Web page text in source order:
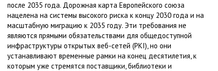
после 2035 года. Дорожная карта Европейского союза
нацелена на системы высокого риска к концу 2030 года и на
масштабную миграцию к 2035 году. Эти требования не
являются прямыми обязательствами для общедоступной
инфраструктуры открытых веб-сетей (PKI), но они
устанавливают временные рамки на конец десятилетия, к
которым уже стремятся поставщики, библиотеки и